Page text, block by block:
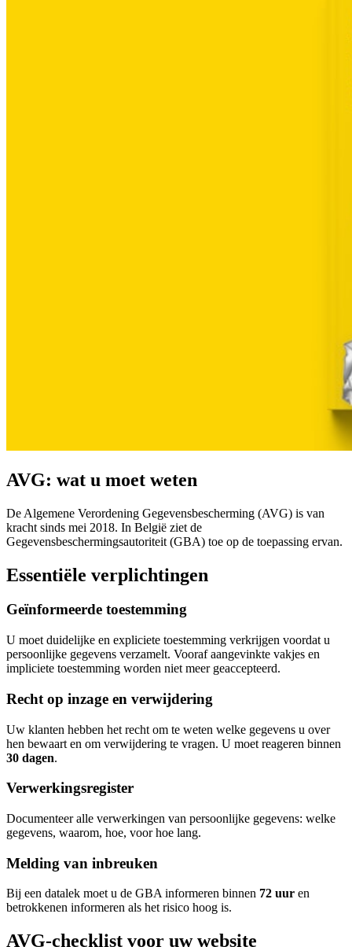
AVG: wat u moet weten
De Algemene Verordening Gegevensbescherming (AVG) is van
kracht sinds mei 2018. In België ziet de
Gegevensbeschermingsautoriteit (GBA) toe op de toepassing ervan.
Essentiële verplichtingen
Geïnformeerde toestemming
U moet duidelijke en expliciete toestemming verkrijgen voordat u
persoonlijke gegevens verzamelt. Vooraf aangevinkte vakjes en
impliciete toestemming worden niet meer geaccepteerd.
Recht op inzage en verwijdering
Uw klanten hebben het recht om te weten welke gegevens u over
hen bewaart en om verwijdering te vragen. U moet reageren binnen
30 dagen.
Verwerkingsregister
Documenteer alle verwerkingen van persoonlijke gegevens: welke
gegevens, waarom, hoe, voor hoe lang.
Melding van inbreuken
Bij een datalek moet u de GBA informeren binnen 72 uur en
betrokkenen informeren als het risico hoog is.
AVG-checklist voor uw website